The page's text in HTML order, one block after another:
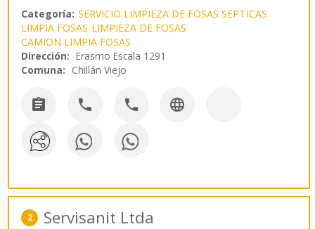
Categoría: SERVICIO LIMPIEZA DE FOSAS SEPTICAS
LIMPIA FOSAS LIMPIEZA DE FOSAS
CAMION LIMPIA FOSAS
Dirección: Erasmo Escala 1291
Comuna: Chillán Viejo
   
2 Servisanit Ltda